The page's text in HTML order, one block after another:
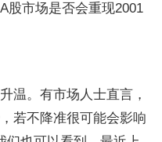
股市场是否会重现2001
温。有市场人士直言，
若不降准很可能会影响